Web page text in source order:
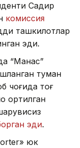
Садир
комиссия
ташкилотлар
эди.
“Манас”
туман
чоғида тоғ
ортилган
эди.
юк